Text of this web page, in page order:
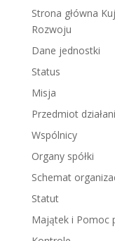
Strona główna
Rozwoju
Dane jednostki
Status
Misja
Przedmiot
Wspólnicy
Organy spółki
Schemat
Statut
Majątek i Pomoc